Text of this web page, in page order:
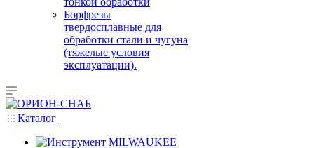
Борфрезы
твердосплавные для
обработки стали и чугуна
(тяжелые условия
эксплуатации).
Каталог